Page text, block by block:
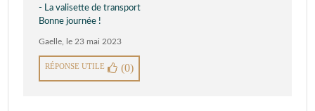
- La valisette de transport
Bonne journée !
Gaelle le 23 mai 2023
RÉPONSE UTILE (0)